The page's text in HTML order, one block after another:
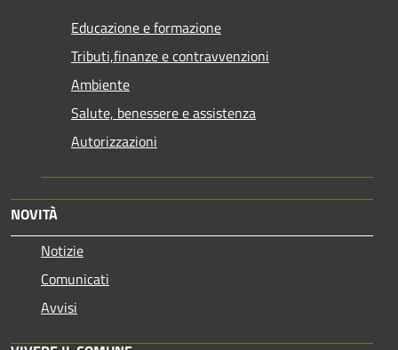
Educazione e formazione
Tributi,finanze e contravvenzioni
Ambiente
Salute, benessere e assistenza
Autorizzazioni
NOVITÀ
Notizie
Comunicati
Avvisi